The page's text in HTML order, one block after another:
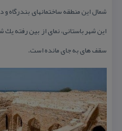
شمال این منطقه ساختمانهای بندرگاه
این شهر باستانی، نمای از بین رفته یك
سقف های به جای مانده است.